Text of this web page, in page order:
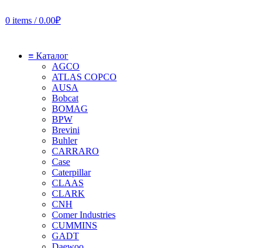
0 items / 0.00₽
≡ Каталог
AGCO
ATLAS COPCO
AUSA
Bobcat
BOMAG
BPW
Brevini
Buhler
CARRARO
Case
Caterpillar
CLAAS
CLARK
CNH
Comer Industries
CUMMINS
GADT